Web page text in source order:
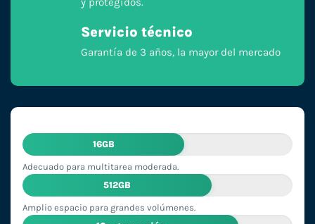
Servicio técnico
Garantía de 3 años, la mayor del mercado
16GB
Adecuado para multitarea moderada.
512GB
Amplio espacio para grandes volúmenes.